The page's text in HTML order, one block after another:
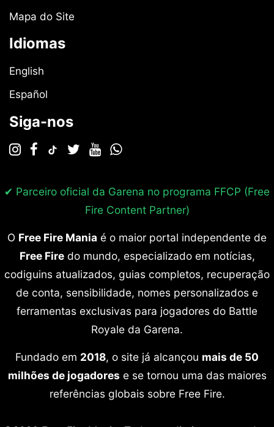
Mapa do Site
Idiomas
English
Español
Siga-nos
✔ Parceiro oficial da Garena no programa FFCP (Free
Fire Content Partner)
O Free Fire Mania é o maior portal independente de
Free Firedo mundo, especializado em notícias,
codiguins atualizados, guias completos, recuperação
de conta, sensibilidade, nomes personalizados e
ferramentas exclusivas para jogadores do Battle
Royale da Garena.
Fundado em 2018, o site já alcançou mais de 50
milhões de jogadores e se tornou uma das maiores
referências globais sobre Free Fire.